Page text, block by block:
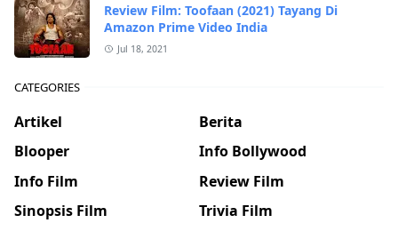
Review Film: Toofaan (2021) Tayang Di
Amazon Prime Video India
Jul 18, 2021
CATEGORIES
Artikel
Berita
Blooper
Info Bollywood
Info Film
Review Film
Sinopsis Film
Trivia Film